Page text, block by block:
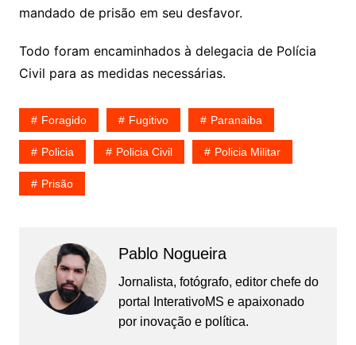
mandado de prisão em seu desfavor.
Todo foram encaminhados à delegacia de Polícia
Civil para as medidas necessárias.
Foragido Fugitivo Paranaiba
Policia Policia Civil Policia Militar
Prisão
Pablo Nogueira
Jornalista, fotógrafo, editor chefe do
portal InterativoMS e apaixonado
por inovação e política.